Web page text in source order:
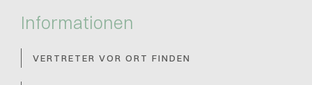
Informationen
VERTRETER VOR ORT FINDEN